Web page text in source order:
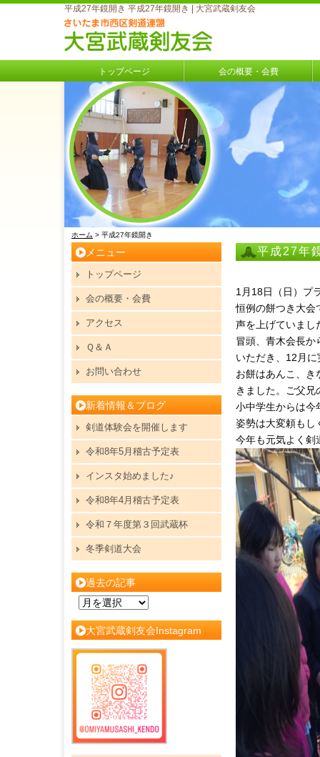
平成27年鏡開き 平成27年鏡開き | 大宮武蔵剣友会
トップページ 会の概要・会費
ホーム > 平成27年鏡開き
平成27年
1月18日（日）プ
恒例の餅つき大会
声を上げていまし
冒頭、青木会長か
いただき、12月
お餅はあんこ、き
きました。ご父
小中学生からは今
姿勢は大変頼もし
今年も元気よく剣
メニュー
トップページ
会の概要・会費
アクセス
Ｑ＆Ａ
お問い合わせ
新着情報＆ブログ
剣道体験会を開催します
令和8年5月稽古予定表
インスタ始めました♪
令和8年4月稽古予定表
令和７年度第３回武蔵杯
冬季剣道大会
過去の記事
の
記
大宮武蔵剣友会Instagram